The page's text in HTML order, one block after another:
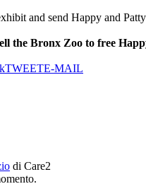
and send Happy and
the Bronx Zoo to free
TWEETE-MAIL
di Care2